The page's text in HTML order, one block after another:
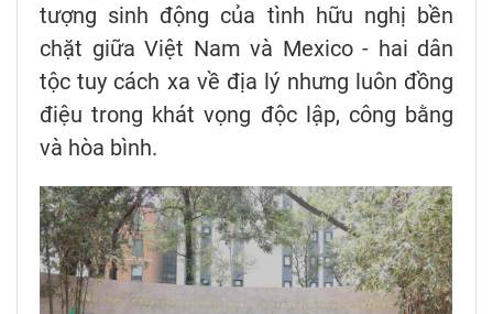
tượng sinh động của tình hữu nghị bền
chặt giữa Việt Nam và Mexico - hai dân
tộc tuy cách xa về địa lý nhưng luôn đồng
điệu trong khát vọng độc lập, công bằng
và hòa bình.